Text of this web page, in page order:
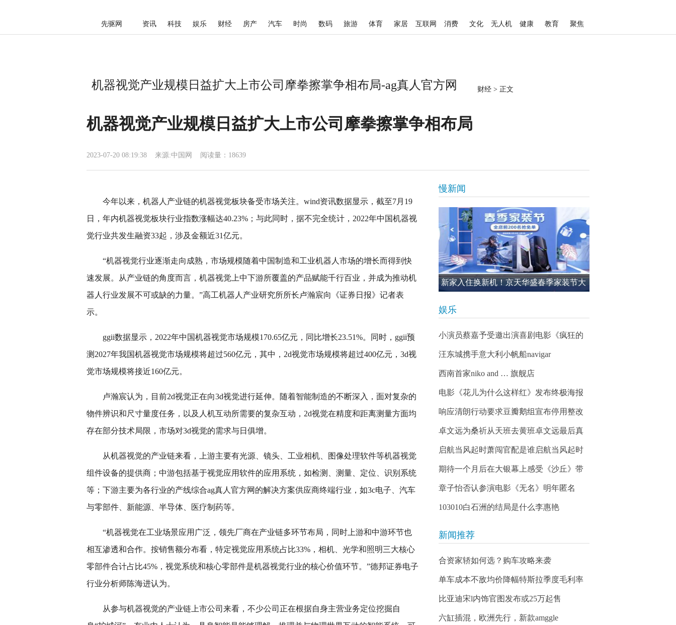
先驱网 资讯 科技 娱乐 财经 房产 汽车 时尚 数码 旅游 体育 家居 互联网 消费 文化 无人机 健康 教育 聚焦
机器视觉产业规模日益扩大上市公司摩拳擦掌争相布局-ag真人官方网 财经 > 正文
机器视觉产业规模日益扩大上市公司摩拳擦掌争相布局
2023-07-20 08:19:38 来源:中国网 阅读量：18639
今年以来，机器人产业链的机器视觉板块备受市场关注。wind资讯数据显示，截至7月19
日，年内机器视觉板块行业指数涨幅达40.23%；与此同时，据不完全统计，2022年中国机器视
觉行业共发生融资33起，涉及金额近31亿元。
“机器视觉行业逐渐走向成熟，市场规模随着中国制造和工业机器人市场的增长而得到快
速发展。从产业链的角度而言，机器视觉上中下游所覆盖的产品赋能千行百业，并成为推动机
器人行业发展不可或缺的力量。”高工机器人产业研究所所长卢瀚宸向《证券日报》记者表
示。
ggii数据显示，2022年中国机器视觉市场规模170.65亿元，同比增长23.51%。同时，ggii预
测2027年我国机器视觉市场规模将超过560亿元，其中，2d视觉市场规模将超过400亿元，3d视
觉市场规模将接近160亿元。
卢瀚宸认为，目前2d视觉正在向3d视觉进行延伸。随着智能制造的不断深入，面对复杂的
物件辨识和尺寸量度任务，以及人机互动所需要的复杂互动，2d视觉在精度和距离测量方面均
存在部分技术局限，市场对3d视觉的需求与日俱增。
从机器视觉的产业链来看，上游主要有光源、镜头、工业相机、图像处理软件等机器视觉
组件设备的提供商；中游包括基于视觉应用软件的应用系统，如检测、测量、定位、识别系统
等；下游主要为各行业的产线综合ag真人官方网的解决方案供应商终端行业，如3c电子、汽车
与零部件、新能源、半导体、医疗制药等。
“机器视觉在工业场景应用广泛，领先厂商在产业链多环节布局，同时上游和中游环节也
相互渗透和合作。按销售额分布看，特定视觉应用系统占比33%，相机、光学和照明三大核心
零部件合计占比45%，视觉系统和核心零部件是机器视觉行业的核心价值环节。”德邦证券电子
行业分析师陈海进认为。
从参与机器视觉的产业链上市公司来看，不少公司正在根据自身主营业务定位挖掘自
慢新闻
新家入住换新机！京天华盛春季家装节大
娱乐
小演员蔡嘉予受邀出演喜剧电影《疯狂的
汪东城携手意大利小帆船navigar
西南首家niko and … 旗舰店
电影《花儿为什么这样红》发布终极海报
响应清朗行动要求豆瓣鹅组宣布停用整改
卓文远为桑祈从天班去黄班卓文远最后真
启航当风起时萧闯官配是谁启航当风起时
期待一个月后在大银幕上感受《沙丘》带
章子怡否认参演电影《无名》明年匿名
103010白石洲的结局是什么李惠艳
新闻推荐
合资家轿如何选？购车攻略来袭
单车成本不敌均价降幅特斯拉季度毛利率
比亚迪宋l内饰官图发布或25万起售
六缸插混，欧洲先行，新款amggle